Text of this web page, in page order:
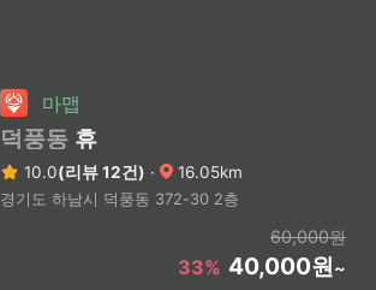
마맵
덕풍동 휴
10.0(리뷰 12건) · 16.05km
경기도 하남시 덕풍동 372-30 2층
60,000원
33% 40,000원~